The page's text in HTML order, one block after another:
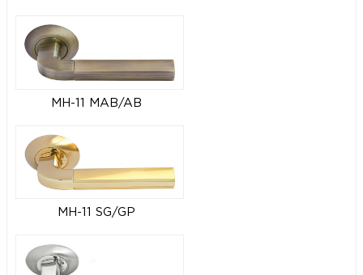
MH-11 MAB/AB
MH-11 SG/GP